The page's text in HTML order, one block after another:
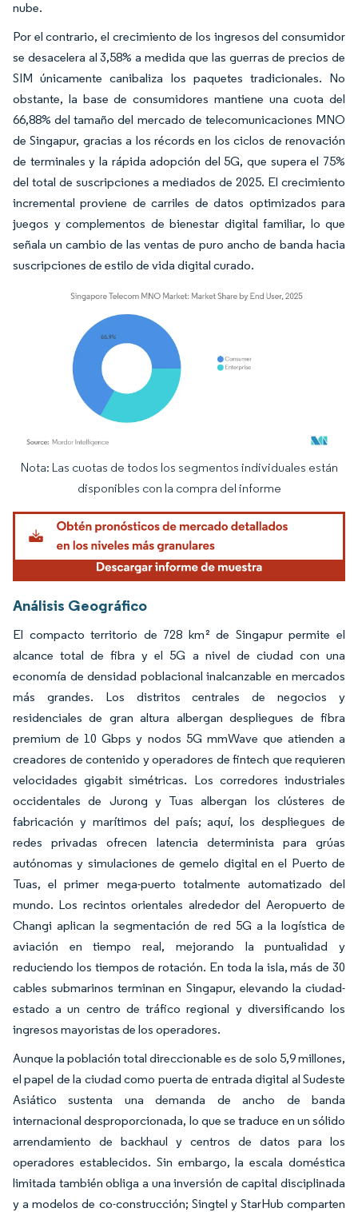
nube.
Por el contrario, el crecimiento de los ingresos del consumidor
se desacelera al 3,58% a medida que las guerras de precios de
SIM únicamente canibaliza los paquetes tradicionales. No
obstante, la base de consumidores mantiene una cuota del
66,88% del tamaño del mercado de telecomunicaciones MNO
de Singapur, gracias a los récords en los ciclos de renovación
de terminales y la rápida adopción del 5G, que supera el 75%
del total de suscripciones a mediados de 2025. El crecimiento
incremental proviene de carriles de datos optimizados para
juegos y complementos de bienestar digital familiar, lo que
señala un cambio de las ventas de puro ancho de banda hacia
suscripciones de estilo de vida digital curado.
Imagen © Mordor Intelligence. El uso requiere atribución según CC BY 4.0.
Nota: Las cuotas de todos los segmentos individuales están
disponibles con la compra del informe
Análisis Geográfico
El compacto territorio de 728 km² de Singapur permite el
alcance total de fibra y el 5G a nivel de ciudad con una
economía de densidad poblacional inalcanzable en mercados
más grandes. Los distritos centrales de negocios y
residenciales de gran altura albergan despliegues de fibra
premium de 10 Gbps y nodos 5G mmWave que atienden a
creadores de contenido y operadores de fintech que requieren
velocidades gigabit simétricas. Los corredores industriales
occidentales de Jurong y Tuas albergan los clústeres de
fabricación y marítimos del país; aquí, los despliegues de
redes privadas ofrecen latencia determinista para grúas
autónomas y simulaciones de gemelo digital en el Puerto de
Tuas, el primer mega-puerto totalmente automatizado del
mundo. Los recintos orientales alrededor del Aeropuerto de
Changi aplican la segmentación de red 5G a la logística de
aviación en tiempo real, mejorando la puntualidad y
reduciendo los tiempos de rotación. En toda la isla, más de 30
cables submarinos terminan en Singapur, elevando la ciudad-
estado a un centro de tráfico regional y diversificando los
ingresos mayoristas de los operadores.
Aunque la población total direccionable es de solo 5,9 millones,
el papel de la ciudad como puerta de entrada digital al Sudeste
Asiático sustenta una demanda de ancho de banda
internacional desproporcionada, lo que se traduce en un sólido
arrendamiento de backhaul y centros de datos para los
operadores establecidos. Sin embargo, la escala doméstica
limitada también obliga a una inversión de capital disciplinada
y a modelos de co-construcción; Singtel y StarHub comparten